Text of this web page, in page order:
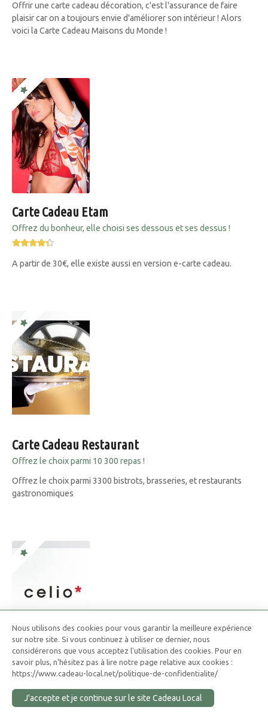
Offrir une carte cadeau décoration, c'est l'assurance de faire
plaisir car on a toujours envie d'améliorer son intérieur ! Alors
voici la Carte Cadeau Maisons du Monde !
Carte Cadeau Etam
Offrez du bonheur, elle choisi ses dessous et ses dessus !
A partir de 30€, elle existe aussi en version e-carte cadeau.
Carte Cadeau Restaurant
Offrez le choix parmi 10 300 repas !
Offrez le choix parmi 3300 bistrots, brasseries, et restaurants
gastronomiques
Carte Cadeau Celio
Une marque qui joue la carte de la qualité à prix très
abordable.
Nous utilisons des cookies pour vous garantir la meilleure expérience
sur notre site. Si vous continuez à utiliser ce dernier, nous
considérerons que vous acceptez l'utilisation des cookies. Pour en
savoir plus, n'hésitez pas à lire notre page relative aux cookies :
https://www.cadeau-local.net/politique-de-confidentialite/
J'accepte et je continue sur le site Cadeau Local